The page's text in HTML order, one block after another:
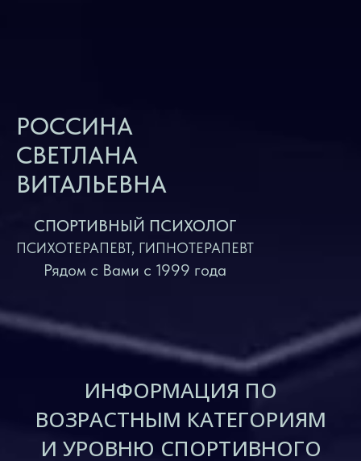
РОССИНА
СВЕТЛАНА
ВИТАЛЬЕВНА
СПОРТИВНЫЙ ПСИХОЛОГ
ПСИХОТЕРАПЕВТ, ГИПНОТЕРАПЕВТ
Рядом с Вами с 1999 года
ИНФОРМАЦИЯ ПО
ВОЗРАСТНЫМ КАТЕГОРИЯМ
И УРОВНЮ СПОРТИВНОГО